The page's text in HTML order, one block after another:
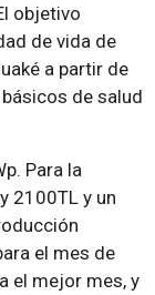
objetivo
de vida de
a partir de
de salud
Para la
2100TL y un
el mes de
el mejor mes, y